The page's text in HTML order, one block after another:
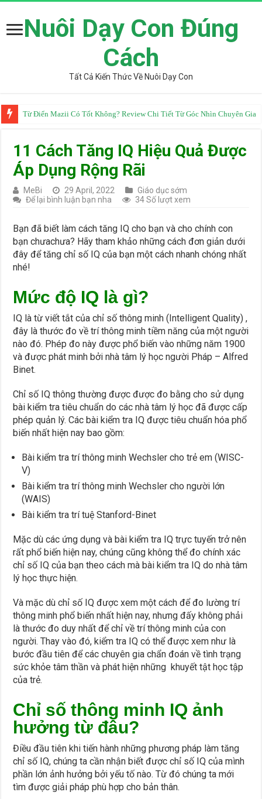
Nuôi Dạy Con Đúng
Cách
Tất Cả Kiến Thức Về Nuôi Dạy Con
Từ Điển Mazii Có Tốt Không? Review Chi Tiết Từ Góc Nhìn Chuyên Gia
11 Cách Tăng IQ Hiệu Quả Được
Áp Dụng Rộng Rãi
MeBi 29 April, 2022
Giáo dục sớm
Để lại bình luận bạn nha
34 Số lượt xem
Bạn đã biết làm cách tăng IQ cho bạn và cho chính con
bạn chưachưa? Hãy tham khảo những cách đơn giản dưới
đây để tăng chỉ số IQ của bạn một cách nhanh chóng nhất
nhé!
Mức độ IQ là gì?
IQ là từ viết tắt của chỉ số thông minh (Intelligent Quality) ,
đây là thước đo về trí thông minh tiềm năng của một người
nào đó. Phép đo này được phổ biến vào những năm 1900
và được phát minh bởi nhà tâm lý học người Pháp – Alfred
Binet.
Chỉ số IQ thông thường được được đo bằng cho sử dụng
bài kiểm tra tiêu chuẩn do các nhà tâm lý học đã được cấp
phép quản lý. Các bài kiểm tra IQ được tiêu chuẩn hóa phổ
biến nhất hiện nay bao gồm:
Bài kiểm tra trí thông minh Wechsler cho trẻ em (WISC-
V)
Bài kiểm tra trí thông minh Wechsler cho người lớn
(WAIS)
Bài kiểm tra trí tuệ Stanford-Binet
Mặc dù các ứng dụng và bài kiểm tra IQ trực tuyến trở nên
rất phổ biến hiện nay, chúng cũng không thể đo chính xác
chỉ số IQ của bạn theo cách mà bài kiểm tra IQ do nhà tâm
lý học thực hiện.
Và mặc dù chỉ số IQ được xem một cách để đo lường trí
thông minh phổ biến nhất hiện nay, nhưng đấy không phải
là thước đo duy nhất để chỉ về trí thông minh của con
người. Thay vào đó, kiểm tra IQ có thể được xem như là
bước đầu tiên để các chuyên gia chẩn đoán về tình trạng
sức khỏe tâm thần và phát hiện những khuyết tật học tập
của trẻ.
Chỉ số thông minh IQ ảnh
hưởng từ đâu?
Điều đầu tiên khi tiến hành những phương pháp làm tăng
chỉ số IQ, chúng ta cần nhận biết được chỉ số IQ của mình
phần lớn ảnh hưởng bởi yếu tố nào. Từ đó chúng ta mới
tìm được giải pháp phù hợp cho bản thân.